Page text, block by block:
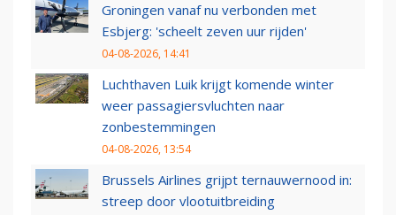
Groningen vanaf nu verbonden met
Esbjerg: 'scheelt zeven uur rijden'
04-08-2026, 14:41
Luchthaven Luik krijgt komende winter
weer passagiersvluchten naar
zonbestemmingen
04-08-2026, 13:54
Brussels Airlines grijpt ternauwernood in:
streep door vlootuitbreiding